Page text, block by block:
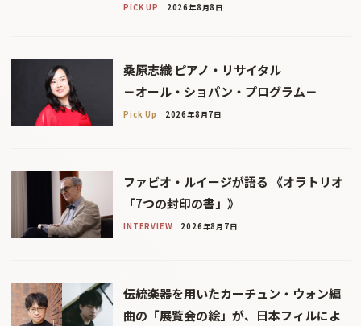
PICK UP 2026年8月8日
桑原志織 ピアノ・リサイタル
－オール・ショパン・プログラム－
Pick Up 2026年8月7日
ファビオ・ルイージが語る 《オラトリオ
「7つの封印の書」》
INTERVIEW 2026年8月7日
伝統楽器を用いたカーチュン・ウォン編
曲の「展覧会の絵」が、日本フィルによ